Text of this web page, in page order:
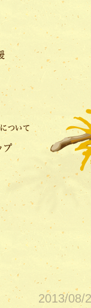
2013/08/